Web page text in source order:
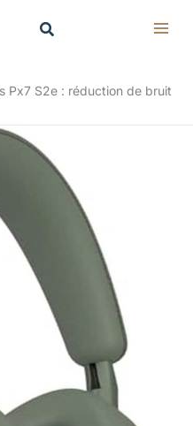
Px7 S2e : réduction de bruit